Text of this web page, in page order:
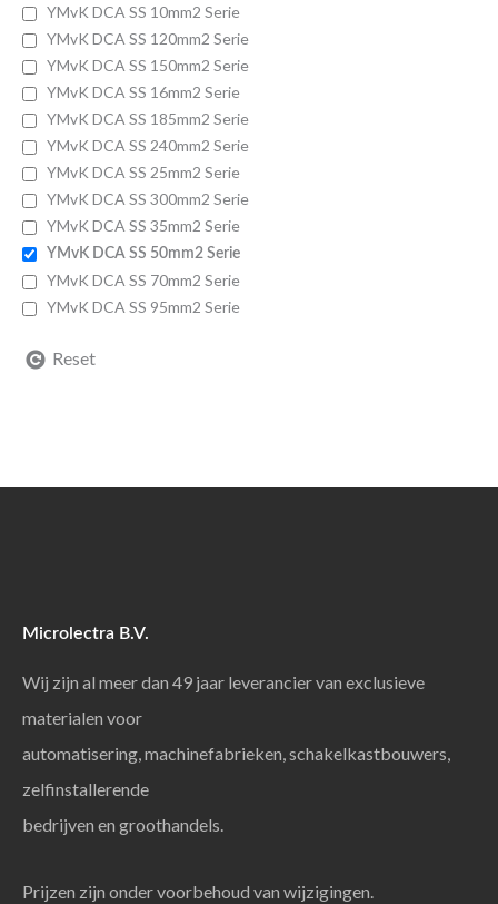
YMvK DCA SS 10mm2 Serie
YMvK DCA SS 120mm2 Serie
YMvK DCA SS 150mm2 Serie
YMvK DCA SS 16mm2 Serie
YMvK DCA SS 185mm2 Serie
YMvK DCA SS 240mm2 Serie
YMvK DCA SS 25mm2 Serie
YMvK DCA SS 300mm2 Serie
YMvK DCA SS 35mm2 Serie
YMvK DCA SS 50mm2 Serie
YMvK DCA SS 70mm2 Serie
YMvK DCA SS 95mm2 Serie
Reset
Microlectra B.V.
Wij zijn al meer dan 49 jaar leverancier van exclusieve
materialen voor
automatisering, machinefabrieken, schakelkastbouwers,
zelfinstallerende
bedrijven en groothandels.
Prijzen zijn onder voorbehoud van wijzigingen.